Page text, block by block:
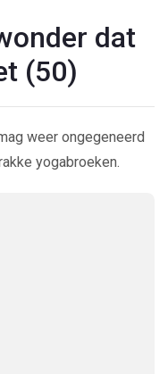
dat
(50)
weer ongegeneerd
yogabroeken.